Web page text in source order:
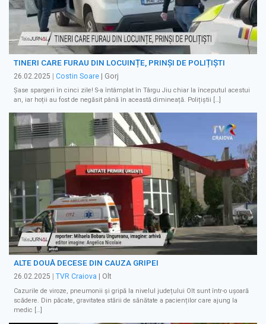
TINERI CARE FURAU DIN LOCUINȚE, PRINȘI DE POLIȚIȘTI
26.02.2025 | Costin Soare | Gorj
Șase spargeri în cinci zile! S-a întâmplat în Târgu Jiu chiar la începutul acestui
an, iar hoții au fost de negăsit până în această dimineață. Polițiștii […]
ALTE DOUĂ DECESE DIN CAUZA GRIPEI
26.02.2025 TVR Craiova | Olt
Cazurile de viroze, pneumonii și gripă la nivelul județului Olt sunt într-o ușoară
scădere. Din păcate, gravitatea stării de sănătate a pacienților care ajung la
medic […]